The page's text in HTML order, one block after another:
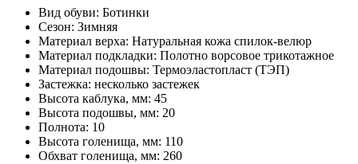
Вид обуви: Ботинки
Сезон: Зимняя
Материал верха: Натуральная кожа спилок-велюр
Материал подкладки: Полотно ворсовое трикотажное
Материал подошвы: Термоэластопласт (ТЭП)
Застежка: несколько застежек
Высота каблука, мм: 45
Высота подошвы, мм: 20
Полнота: 10
Высота голенища, мм: 110
Обхват голенища, мм: 260